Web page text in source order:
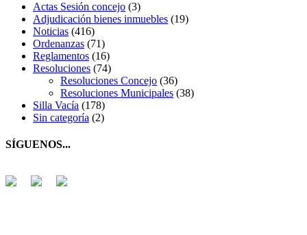
Actas Sesión concejo (3)
Adjudicación bienes inmuebles (19)
Noticias (416)
Ordenanzas (71)
Reglamentos (16)
Resoluciones (74)
Resoluciones Concejo (36)
Resoluciones Municipales (38)
Silla Vacía (178)
Sin categoría (2)
SÍGUENOS...